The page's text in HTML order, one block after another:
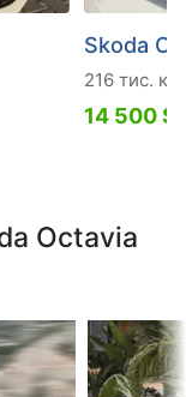
Skoda
216 тис. км
14 500 $
Octavia